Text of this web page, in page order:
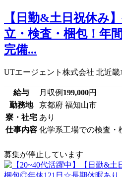
【日勤&土日祝休み
立・検査・梱包！年
完備...
UTエージェント株式会社 北近畿
給与 月収例 199,000円
勤務地
京都府 福知山市
寮・社宅 あり
仕事内容 化学系工場での検査・
募集が停止しています